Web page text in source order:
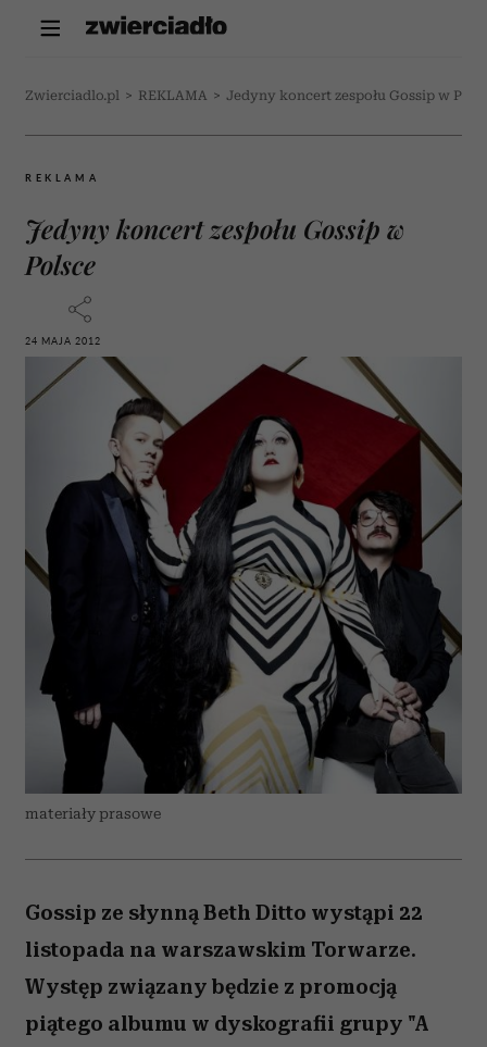
Zwierciadlo.pl > REKLAMA > Jedyny koncert zespołu Gossip w
REKLAMA
Jedyny koncert zespołu Gossip w
Polsce
24 MAJA 2012
materiały prasowe
Gossip ze słynną Beth Ditto wystąpi 22
listopada na warszawskim Torwarze.
Występ związany będzie z promocją
piątego albumu w dyskografii grupy "A